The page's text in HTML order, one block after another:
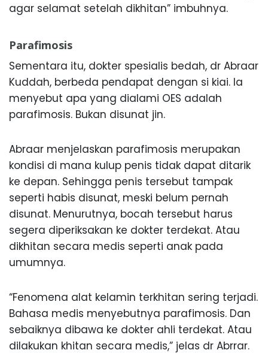
agar selamat setelah dikhitan” imbuhnya.
Parafimosis
Sementara itu, dokter spesialis bedah, dr Abraar
Kuddah, berbeda pendapat dengan si kiai. Ia
menyebut apa yang dialami OES adalah
parafimosis. Bukan disunat jin.
Abraar menjelaskan parafimosis merupakan
kondisi di mana kulup penis tidak dapat ditarik
ke depan. Sehingga penis tersebut tampak
seperti habis disunat, meski belum pernah
disunat. Menurutnya, bocah tersebut harus
segera diperiksakan ke dokter terdekat. Atau
dikhitan secara medis seperti anak pada
umumnya.
“Fenomena alat kelamin terkhitan sering terjadi.
Bahasa medis menyebutnya parafimosis. Dan
sebaiknya dibawa ke dokter ahli terdekat. Atau
dilakukan khitan secara medis,” jelas dr Abrrar.